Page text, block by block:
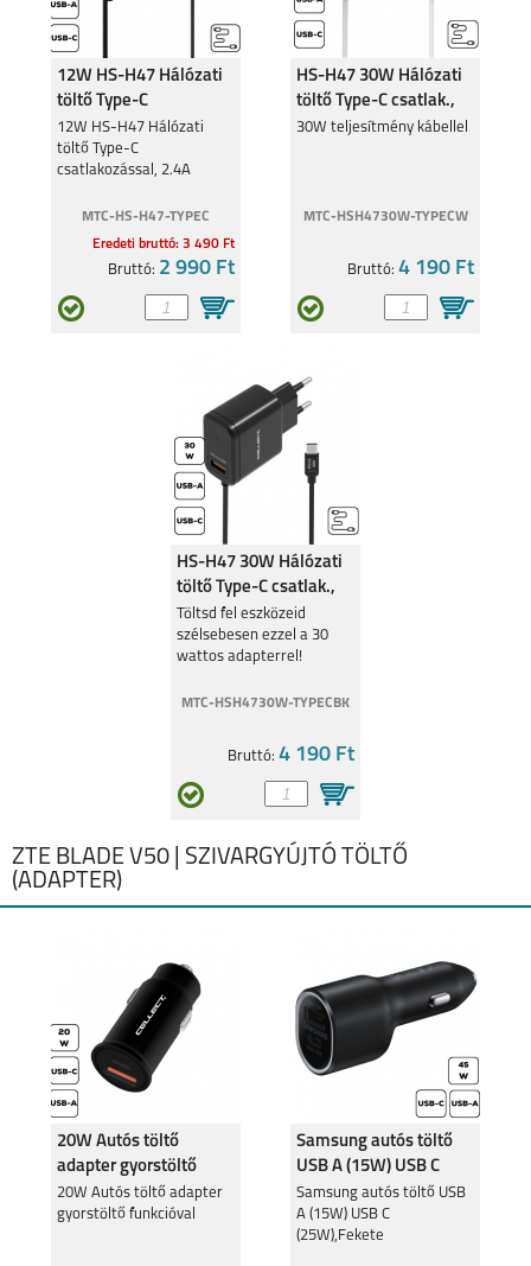
12W HS-H47 Hálózati
töltő Type-C
csatlakozó,2.4A
12W HS-H47 Hálózati
töltő Type-C
csatlakozással, 2.4A
MTC-HS-H47-TYPEC
Eredeti bruttó: 3 490 Ft
Bruttó: 2 990 Ft
HS-H47 30W Hálózati
töltő Type-C csatlak.,
Fehér
30W teljesítmény kábellel
MTC-HSH4730W-TYPECW
Bruttó:4 190 Ft
HS-H47 30W Hálózati
töltő Type-C csatlak.,
Fekete
Töltsd fel eszközeid
szélsebesen ezzel a 30
wattos adapterrel!
MTC-HSH4730W-TYPECBK
Bruttó: 4 190 Ft
ZTE BLADE V50 | SZIVARGYÚJTÓ TÖLTŐ
(ADAPTER)
20W Autós töltő
adapter gyorstöltő
funkcióval
20W Autós töltő adapter
gyorstöltő funkcióval
Samsung autós töltő
USB A (15W) USB C
(25W),Fekete
Samsung autós töltő USB
A (15W) USB C
(25W),Fekete